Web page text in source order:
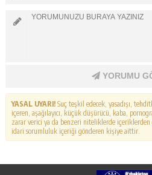
YORUMU
YASAL UYARI!Suç teşkil edecek, yasadışı,
içeren, aşağılayıcı, küçük düşürücü, kaba,
zarar verici ya da benzeri niteliklerde
idari sorumluluk içeriği gönderen kişiye aittir.